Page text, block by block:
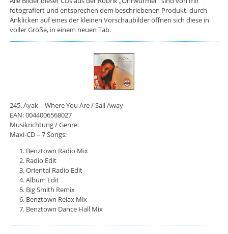
fotografiert und entsprechen dem beschriebenen Produkt, durch
Anklicken auf eines der kleinen Vorschaubilder öffnen sich diese in
voller Größe, in einem neuen Tab.
245. Ayak – Where You Are / Sail Away
EAN: 0044006568027
Musikrichtung / Genre:
Maxi-CD – 7 Songs:
Benztown Radio Mix
Radio Edit
Oriental Radio Edit
Album Edit
Big Smith Remix
Benztown Relax Mix
Benztown Dance Hall Mix